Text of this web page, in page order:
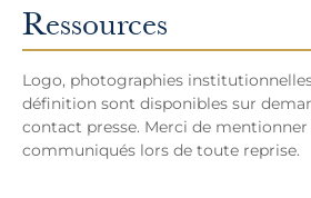
Ressources
Logo, photographies
définition sont disponibles sur
contact presse. Merci de
communiqués lors de toute reprise.